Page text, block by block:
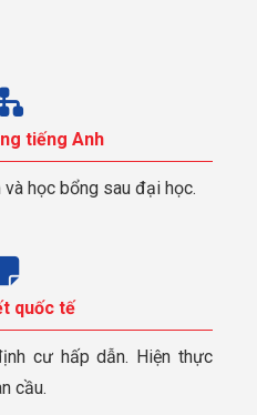
tiếng Anh
học bổng sau đại học.
quốc tế
cư hấp dẫn. Hiện thực
cầu.